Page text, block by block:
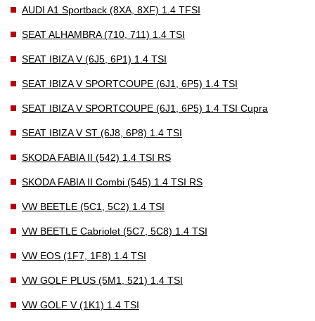
AUDI A1 Sportback (8XA, 8XF) 1.4 TFSI
SEAT ALHAMBRA (710, 711) 1.4 TSI
SEAT IBIZA V (6J5, 6P1) 1.4 TSI
SEAT IBIZA V SPORTCOUPE (6J1, 6P5) 1.4 TSI
SEAT IBIZA V SPORTCOUPE (6J1, 6P5) 1.4 TSI Cupra
SEAT IBIZA V ST (6J8, 6P8) 1.4 TSI
SKODA FABIA II (542) 1.4 TSI RS
SKODA FABIA II Combi (545) 1.4 TSI RS
VW BEETLE (5C1, 5C2) 1.4 TSI
VW BEETLE Cabriolet (5C7, 5C8) 1.4 TSI
VW EOS (1F7, 1F8) 1.4 TSI
VW GOLF PLUS (5M1, 521) 1.4 TSI
VW GOLF V (1K1) 1.4 TSI